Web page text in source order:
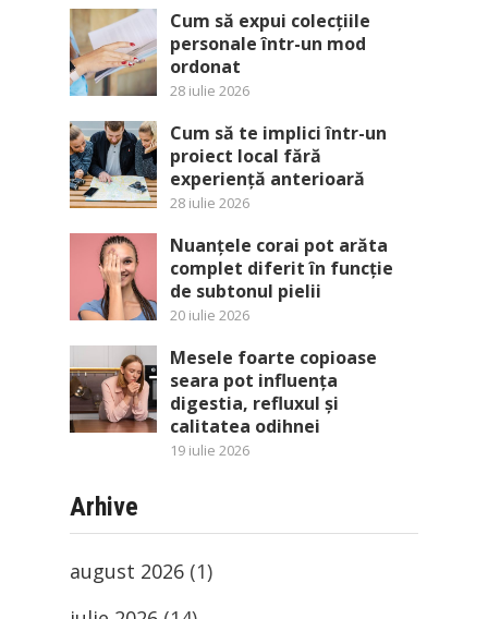
Cum să expui colecțiile
personale într-un mod
ordonat
28 iulie 2026
Cum să te implici într-un
proiect local fără
experiență anterioară
28 iulie 2026
Nuanțele corai pot arăta
complet diferit în funcție
de subtonul pielii
20 iulie 2026
Mesele foarte copioase
seara pot influența
digestia, refluxul și
calitatea odihnei
19 iulie 2026
Arhive
august 2026 (1)